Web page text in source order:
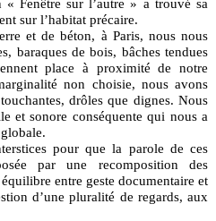
Fenêtre sur l’autre » a trouvé sa
sur l’habitat précaire.
et de béton, à Paris, nous nous
baraques de bois, bâches tendues
place à proximité de notre
non choisie, nous avons
drôles que dignes. Nous
et sonore conséquente qui nous a
pour que la parole de ces
par une recomposition des
entre geste documentaire et
d’une pluralité de regards, aux